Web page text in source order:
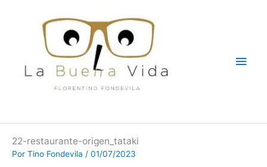
22-restaurante-origen_tataki
Por Tino Fondevila / 01/07/2023